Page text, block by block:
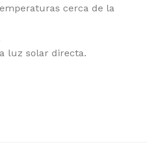
cerca de la
luz solar directa.